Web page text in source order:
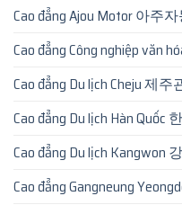
Cao đẳng Ajou Motor 아주
Cao đẳng Công nghiệp văn
Cao đẳng Du lịch Cheju 제
Cao đẳng Du lịch Hàn Quốc
Cao đẳng Du lịch Kangwon
Cao đẳng Gangneung